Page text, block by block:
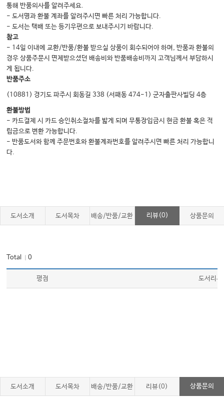
통해 반품의사를 알려주세요.
- 도서명과 환불 계좌를 알려주시면 빠른 처리 가능합니다.
- 도서는 택배 또는 등기우편으로 보내주시기 바랍니다.
참고
- 14일 이내에 교환/반품/환불 받으실 상품이 회수되어야 하며, 반품과 환불의
경우 상품주문시 면제받으셨던 배송비와 반품배송비까지 고객님께서 부담하시
게 됩니다.
반품주소
(10881) 경기도 파주시 회동길 338 (서패동 474-1) 군자출판사빌딩 4층
환불방법
- 카드결제 시 카드 승인취소절차를 밟게 되며 무통장입금시 현금 환불 혹은 적
립금으로 변환 가능합니다.
- 반품도서와 함께 주문번호와 환불계좌번호를 알려주시면 빠른 처리 가능합니
다.
도서소개 도서목차 배송/반품/교환 리뷰(0) 상품문의
Total ｜0
평점 도서리뷰
도서소개 도서목차 배송/반품/교환 리뷰(0) 상품문의